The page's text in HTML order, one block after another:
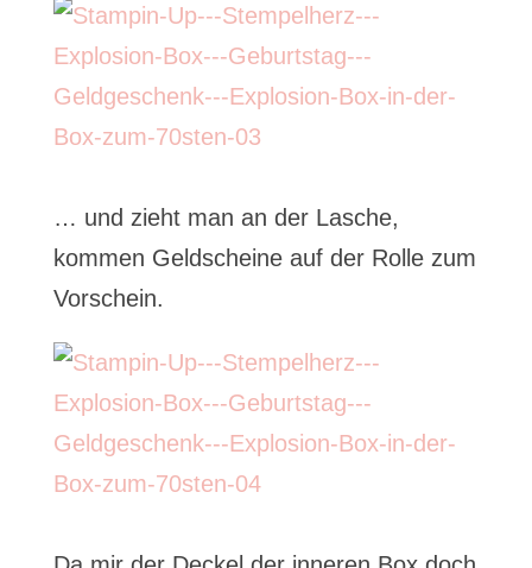
… und zieht man an der Lasche,
kommen Geldscheine auf der Rolle zum
Vorschein.